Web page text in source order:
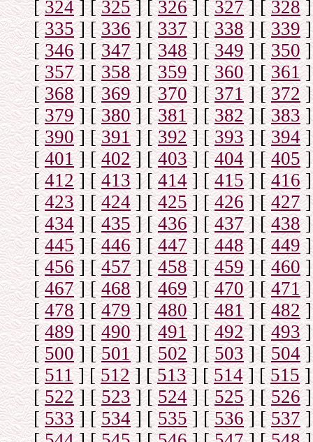
[324] [325] [326] [327] [328]
[335] [336] [337] [338] [339]
[346] [347] [348] [349] [ 350]
[357] [358] [359] [360] [361]
[368] [369] [370] [371] [372]
[379] [380] [381] [382] [383]
[390] [391] [392] [393] [394]
[401] [402] [403] [404] [405]
[412] [413] [414] [415] [416]
[423] [424] [425] [426] [427]
[434] [435] [436] [437] [438]
[445] [446] [447] [448] [449]
[ 456] [457] [458] [459] [460]
[467] [468] [469] [470] [471]
[478] [479] [480] [481] [482]
[489] [490] [491] [492] [493]
[500] [501] [502] [503] [504]
[511] [512] [513] [514] [515]
[522] [523] [524] [525] [526]
[533] [534] [535] [536] [ 537]